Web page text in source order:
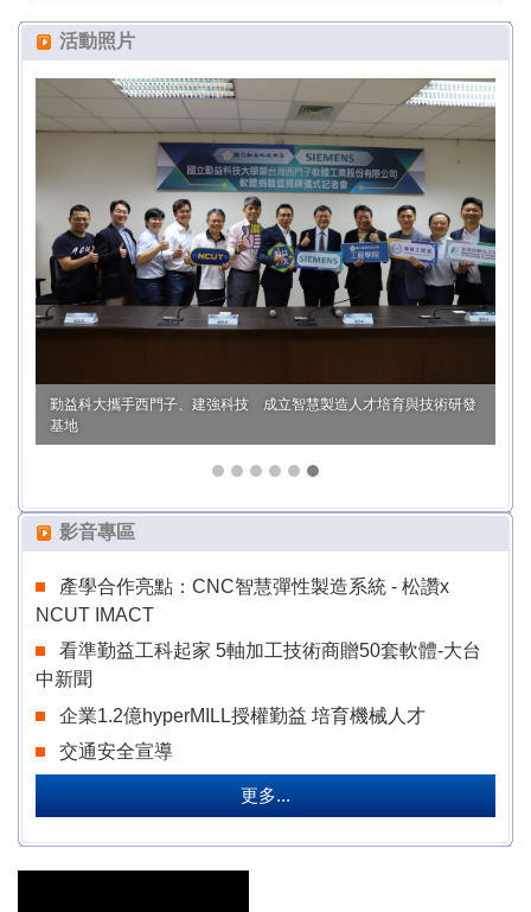
活動照片
勤益科大攜手西門子、建強科技 成立智慧製造人才培育與技術研發
基地
影音專區
產學合作亮點：CNC智慧彈性製造系統 - 松讚x
NCUT IMACT
看準勤益工科起家 5軸加工技術商贈50套軟體-大台
中新聞
企業1.2億hyperMILL授權勤益 培育機械人才
交通安全宣導
更多...